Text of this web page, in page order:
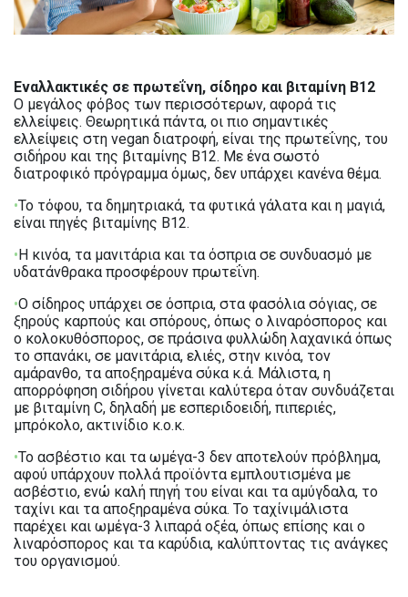
Εναλλακτικές σε πρωτεΐνη, σίδηρο και βιταμίνη Β12
Ο μεγάλος φόβος των περισσότερων, αφορά τις
ελλείψεις. Θεωρητικά πάντα, οι πιο σημαντικές
ελλείψεις στη vegan διατροφή, είναι της πρωτεΐνης, του
σιδήρου και της βιταμίνης Β12. Με ένα σωστό
διατροφικό πρόγραμμα όμως, δεν υπάρχει κανένα θέμα.
•Το τόφου, τα δημητριακά, τα φυτικά γάλατα και η μαγιά,
είναι πηγές βιταμίνης Β12.
•Η κινόα, τα μανιτάρια και τα όσπρια σε συνδυασμό με
υδατάνθρακα προσφέρουν πρωτεΐνη.
•Ο σίδηρος υπάρχει σε όσπρια, στα φασόλια σόγιας, σε
ξηρούς καρπούς και σπόρους, όπως ο λιναρόσπορος και
ο κολοκυθόσπορος, σε πράσινα φυλλώδη λαχανικά όπως
το σπανάκι, σε μανιτάρια, ελιές, στην κινόα, τον
αμάρανθο, τα αποξηραμένα σύκα κ.ά. Μάλιστα, η
απορρόφηση σιδήρου γίνεται καλύτερα όταν συνδυάζεται
με βιταμίνη C, δηλαδή με εσπεριδοειδή, πιπεριές,
μπρόκολο, ακτινίδιο κ.ο.κ.
•Το ασβέστιο και τα ωμέγα-3 δεν αποτελούν πρόβλημα,
αφού υπάρχουν πολλά προϊόντα εμπλουτισμένα με
ασβέστιο, ενώ καλή πηγή του είναι και τα αμύγδαλα, το
ταχίνι και τα αποξηραμένα σύκα. Το ταχίνιμάλιστα
παρέχει και ωμέγα-3 λιπαρά οξέα, όπως επίσης και ο
λιναρόσπορος και τα καρύδια, καλύπτοντας τις ανάγκες
του οργανισμού.